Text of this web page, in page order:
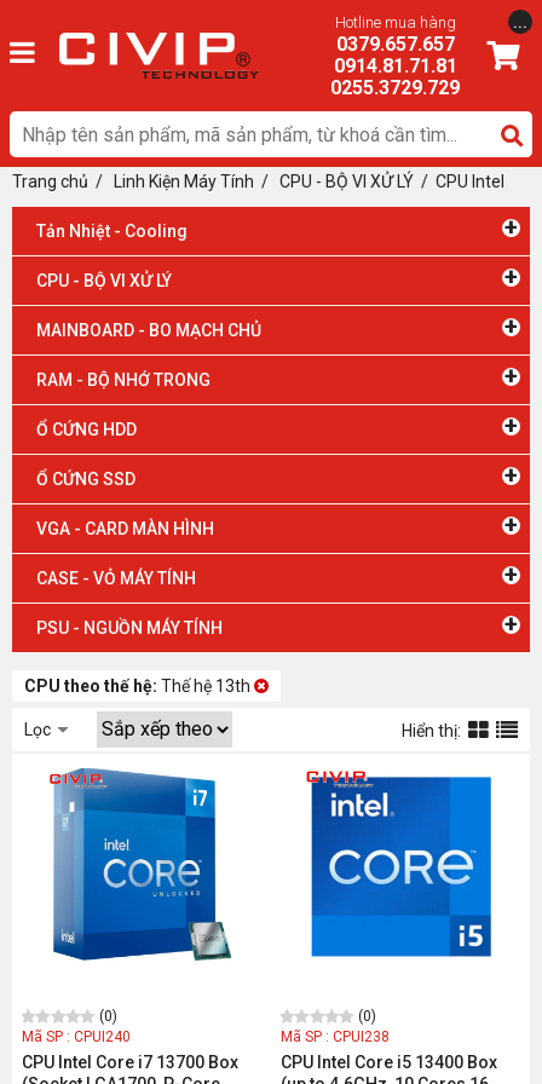
Hotline mua hàng
0379.657.657
0914.81.71.81
0255.3729.729
...
Trang chủ / Linh Kiện Máy Tính / CPU - BỘ VI XỬ LÝ / ​CPU Intel
Tản Nhiệt - Cooling +
CPU - BỘ VI XỬ LÝ +
MAINBOARD - BO MẠCH CHỦ +
RAM - BỘ NHỚ TRONG +
Ổ CỨNG HDD +
Ổ CỨNG SSD +
VGA - CARD MÀN HÌNH +
CASE - VỎ MÁY TÍNH +
PSU - NGUỒN MÁY TÍNH +
CPU theo thế hệ: Thế hệ 13th
Lọc Hiển thị:
(0)
Mã SP : CPUI240
CPU Intel Core i7 13700 Box
(0)
Mã SP : CPUI238
CPU Intel Core i5 13400 Box